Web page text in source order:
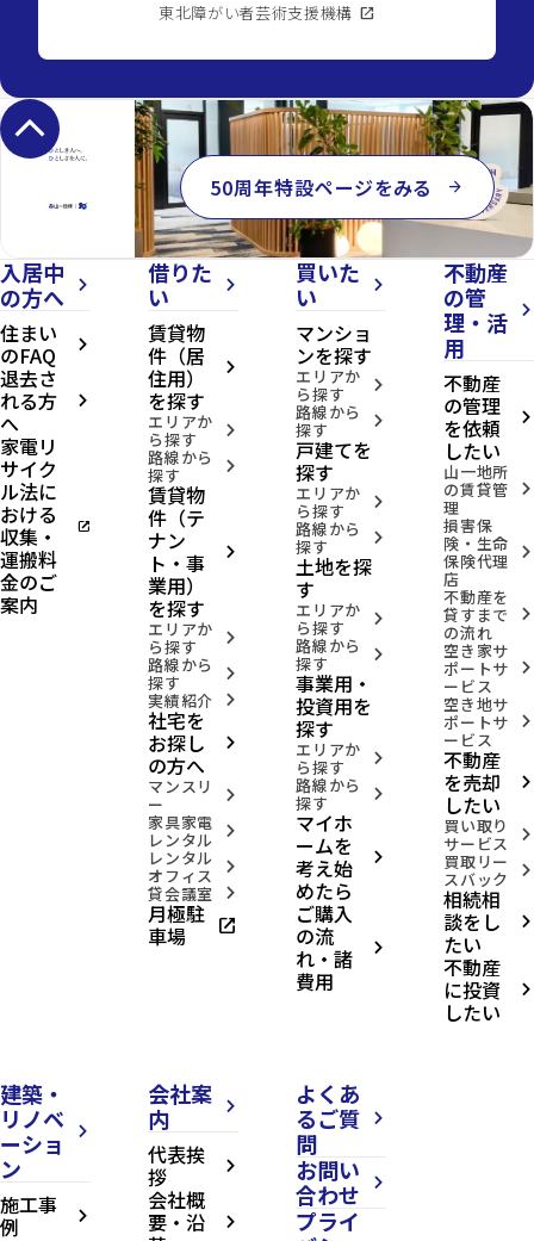
東北障がい者芸術支援機構 open_in_new
keyboard_arrow_up
50周年特設ページをみる arrow_forward
入居中
の方へ
arrow_forward_ios
住まい
のFAQ arrow_forward_ios
退去さ
れる方
へ
arrow_forward_ios
家電リ
サイク
ル法に
おける
収集・
運搬料
金のご
案内
open_in_new
借りた
い
arrow_forward_ios
賃貸物
件（居
住用）
を探す
arrow_forward_ios
エリアか
ら探す arrow_forward_ios
路線から
探す arrow_forward_ios
賃貸物
件（テ
ナン
ト・事
業用）
を探す
arrow_forward_ios
エリアか
ら探す arrow_forward_ios
路線から
探す arrow_forward_ios
実績紹介 arrow_forward_ios
社宅を
お探し
の方へ
arrow_forward_ios
マンスリ
ー arrow_forward_ios
家具家電
レンタル arrow_forward_ios
レンタル
オフィス arrow_forward_ios
貸会議室 arrow_forward_ios
月極駐
車場 open_in_new
買いた
い
arrow_forward_ios
マンショ
ンを探す
エリアか
ら探す arrow_forward_ios
路線から
探す arrow_forward_ios
戸建てを
探す
エリアか
ら探す arrow_forward_ios
路線から
探す arrow_forward_ios
土地を探
す
エリアか
ら探す arrow_forward_ios
路線から
探す arrow_forward_ios
事業用・
投資用を
探す
エリアか
ら探す arrow_forward_ios
路線から
探す arrow_forward_ios
マイホ
ームを
考え始
めたら
arrow_forward_ios
ご購入
の流
れ・諸
費用
arrow_forward_ios
不動産
の管
理・活
用
arrow_forward_ios
不動産
の管理
を依頼
したい
arrow_forward_ios
山一地所
の賃貸管
理
arrow_forward_ios
損害保
険・生命
保険代理
店
arrow_forward_ios
不動産を
貸すまで
の流れ
arrow_forward_ios
空き家サ
ポートサ
ービス
arrow_forward_ios
空き地サ
ポートサ
ービス
arrow_forward_ios
不動産
を売却
したい
arrow_forward_ios
買い取り
サービス arrow_forward_ios
買取リー
スバック arrow_forward_ios
相続相
談をし
たい
arrow_forward_ios
不動産
に投資
したい
arrow_forward_ios
建築・
リノベ
ーショ
ン
arrow_forward_ios
施工事
例 arrow_forward_ios
会社案
内
arrow_forward_ios
代表挨
拶 arrow_forward_ios
会社概
要・沿 arrow_forward_ios
よくあ
るご質
問
arrow_forward_ios
お問い
合わせ
arrow_forward_ios
プライ